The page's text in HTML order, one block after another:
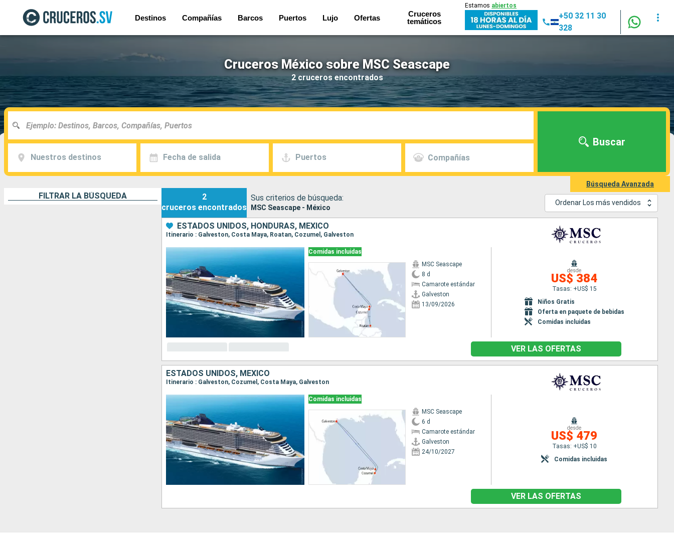
Destinos Compañías Barcos Puertos Lujo Ofertas
Cruceros
temáticos
Estamos abiertos
+50 32 11 30
328
Cruceros México sobre MSC Seascape
2 cruceros encontrados
Nuestros destinos Fecha de salida Puertos Compañías
Buscar
Búsqueda Avanzada
FILTRAR LA BÚSQUEDA
2
cruceros encontrados
Sus criterios de búsqueda:
MSC Seascape - México
Ordenar Los más vendidos
ESTADOS UNIDOS, HONDURAS, MÉXICO
Itinerario : Galveston, Costa Maya, Roatan, Cozumel, Galveston
Comidas incluidas
MSC Seascape
8 d
Camarote estándar
Galveston
13/09/2026
desde
US$ 384
Tasas: +US$ 15
Niños Gratis
Oferta en paquete de bebidas
Comidas incluidas
VER LAS OFERTAS
ESTADOS UNIDOS, MÉXICO
Itinerario : Galveston, Cozumel, Costa Maya, Galveston
Comidas incluidas
MSC Seascape
6 d
Camarote estándar
Galveston
24/10/2027
desde
US$ 479
Tasas: +US$ 10
Comidas incluidas
VER LAS OFERTAS